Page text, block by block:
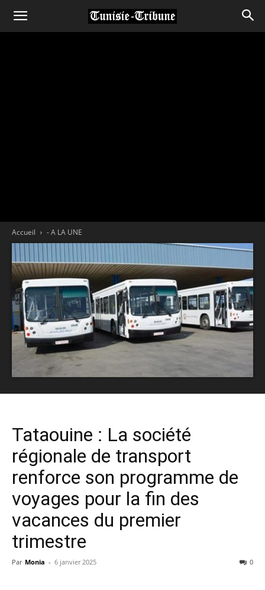
Accueil - A LA UNE
Tataouine : La société
régionale de transport
renforce son programme de
voyages pour la fin des
vacances du premier
trimestre
Par Monia - 6 janvier 2025 0